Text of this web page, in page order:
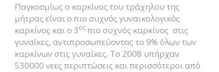
Παγκοσμίως ο καρκίνος του τράχηλου της
μήτρας είναι ο πιο συχνός γυναικολογικός
καρκίνος και ο 3ος πιο συχνός καρκίνος στις
γυναίκες, αντιπροσωπεύοντας το 9% όλων των
καρκίνων στις γυναίκες. Το 2008 υπήρχαν
530000 νεες περιπτώσεις και περισσότεροι από